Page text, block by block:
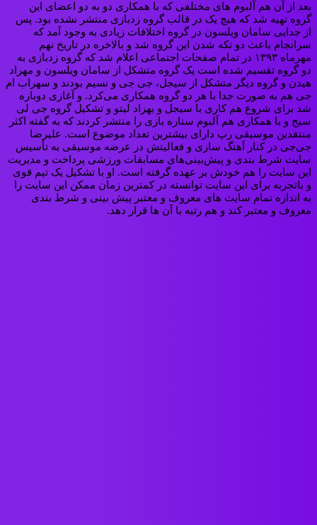
بعد از آن هم آلبوم های مختلفی که با همکاری دو به دو اعضای این
گروه تهیه شد که هیچ یک در قالب گروه زدبازی منتشر نشده بود. پس
از جدایی سامان ویلسون در گروه اختلافات زیادی به وجود آمد که
سرانجام باعث دو تکه شدن این گروه شد و بالاخره در تاریخ نهم
مهرماه ۱۳۹۳ در تمام صفحات اجتماعی اعلام شد که گروه زدبازی به
دو گروه تقسیم شده است یک گروه متشکل از سامان ویلسون و مهراد
هیدن و گروه دیگر متشکل از سیجل، جی جی و نسیم بودند و سهراب ام
جی هم به صورت جدا با هر دو گروه همکاری می‌کرد. و آغازی دوباره
شد برای شروع هم کاری با سیجل و بهزاد لیتو و تشکیل گروه جی لی
سیج و با همکاری هم آلبوم ستاره بازی را منتشر کردند که به گفته اکثر
منتقدین موسیقی رپ دارای بیشترین تعداد موضوع است. علیرضا
جی‌جی در کنار آهنگ سازی و فعالیتش در عرضه موسیقی به تأسیس
سایت شرط بندی و پیش‌بینی‌های مسابقات ورزشی پرداخت و مدیریت
این سایت را هم خودش بر عهده گرفته است. او با تشکیل یک تیم قوی
و باتجربه برای این سایت توانسته در کمترین زمان ممکن این سایت را
به اندازه تمام سایت های معروف و معتبر پیش بینی و شرط بندی
معروف و معتبر کند و هم رتبه با آن ها قرار دهد.